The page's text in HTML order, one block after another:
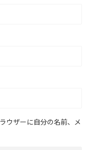
ウザーに自分の名前、メ